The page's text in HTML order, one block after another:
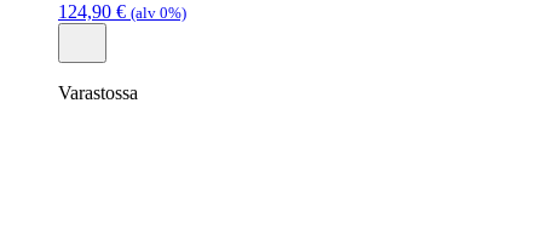
124,90 € (alv 0%)
Varastossa